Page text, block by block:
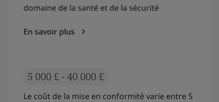
domaine de la santé et de la sécurité
En savoir plus
5 000 £ - 40 000 £
Le coût de la mise en conformité varie entre 5